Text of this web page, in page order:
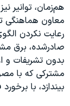
هم‌زمان، توانیر
معاون هماهنگی
رعایت نکردن
صادرشده، برق
بدون تشریفات
مشترکی که با
بیندازد، با